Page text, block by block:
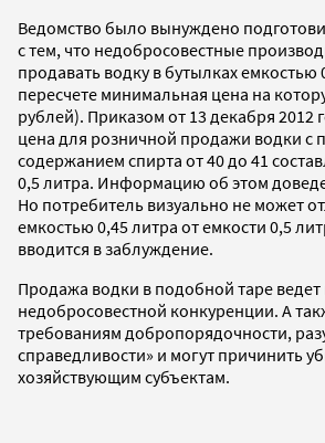
Ведомство было вынуждено
с тем, что недобросовестные
продавать водку в бутылках емкостью
пересчете минимальная цена на
рублей). Приказом от 13 декабря 2012
цена для розничной продажи водки с
содержанием спирта от 40 до 41
0,5 литра. Информацию об этом
Но потребитель визуально не может
емкостью 0,45 литра от емкости 0,5
вводится в заблуждение.
Продажа водки в подобной таре ведет
недобросовестной конкуренции. А
требованиям добропорядочности,
справедливости» и могут причинить
хозяйствующим субъектам.